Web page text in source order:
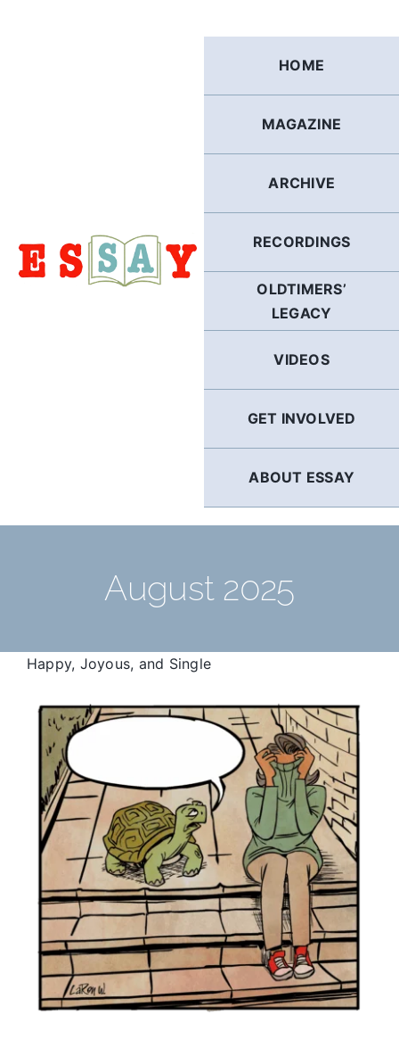
HOME
MAGAZINE
ARCHIVE
RECORDINGS
OLDTIMERS’
LEGACY
VIDEOS
GET INVOLVED
ABOUT ESSAY
August 2025
Happy, Joyous, and Single